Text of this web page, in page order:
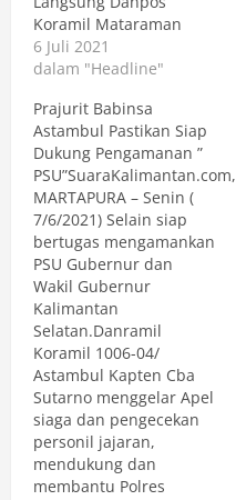
Koramil Mataraman
6 Juli 2021
dalam "Headline"
Prajurit Babinsa
Astambul Pastikan Siap
Dukung Pengamanan ”
PSU”SuaraKalimantan.com,
MARTAPURA – Senin (
7/6/2021) Selain siap
bertugas mengamankan
PSU Gubernur dan
Wakil Gubernur
Kalimantan
Selatan.Danramil
Koramil 1006-04/
Astambul Kapten Cba
Sutarno menggelar Apel
siaga dan pengecekan
personil jajaran,
mendukung dan
membantu Polres